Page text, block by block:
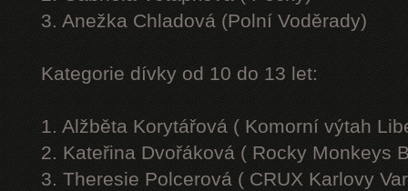
3. Anežka Chladová (Polní Voděrady)
Kategorie dívky od 10 do 13 let:
1. Alžběta Korytářová ( Komorní výtah
2. Kateřina Dvořáková ( Rocky Monkeys
3. Theresie Polcerová ( CRUX Karlovy